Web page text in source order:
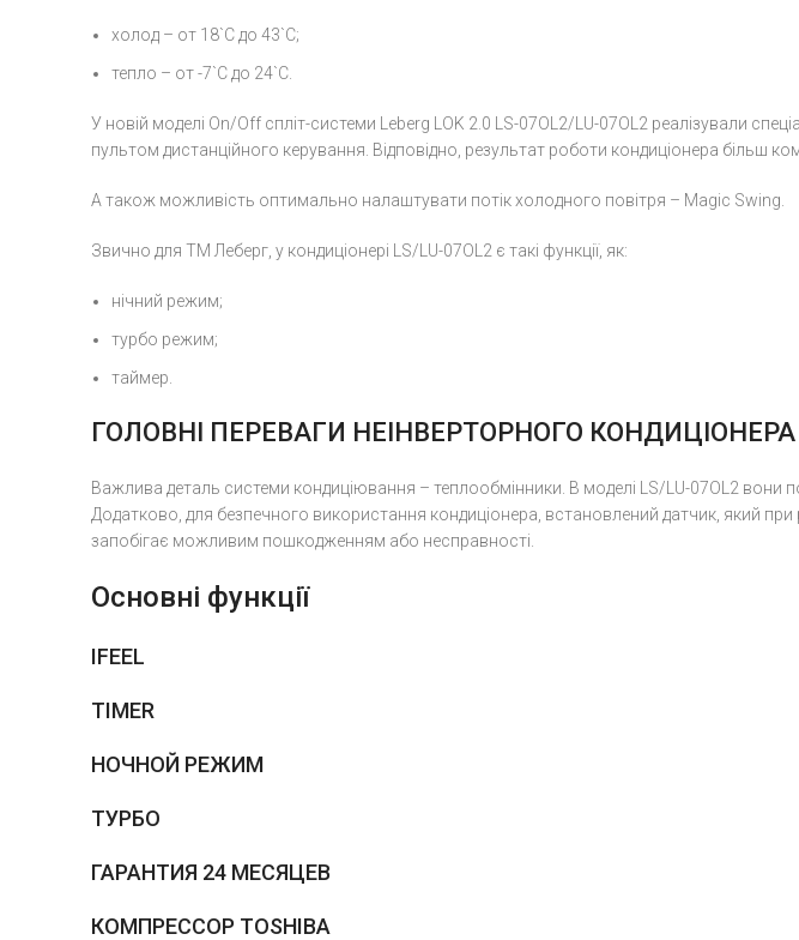
холод – от 18`С до 43`С;
тепло – от -7`С до 24`С.
У новій моделі On/Off спліт-системи Leberg LOK 2.0 LS-07OL2/LU-07OL2 реалізували
пультом дистанційного керування. Відповідно, результат роботи кондиціонера більш
А також можливість оптимально налаштувати потік холодного повітря – Magic Swing.
Звично для ТМ Леберг, у кондиціонері LS/LU-07OL2 є такі функції, як:
нічний режим;
турбо режим;
таймер.
ГОЛОВНІ ПЕРЕВАГИ НЕІНВЕРТОРНОГО КОНДИЦІОНЕРА
Важлива деталь системи кондиціювання – теплообмінники. В моделі LS/LU-07OL2 вони
Додатково, для безпечного використання кондиціонера, встановлений датчик, який
запобігає можливим пошкодженням або несправності.
Основні функції
IFEEL
TIMER
НОЧНОЙ РЕЖИМ
ТУРБО
ГАРАНТИЯ 24 МЕСЯЦЕВ
КОМПРЕССОР TOSHIBA